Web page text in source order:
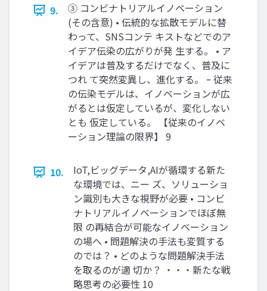
9.
③ コンビナトリアルイノベーション
(その含意) • 伝統的な拡散モデルに替
わって、SNSコンテ キストなどでのア
イデア伝染の広がりが発 生する。 • ア
イデアは普及するだけでなく、普及に
つれ て突然変異し、進化する。 ｰ 従来
の伝染モデルは、イノベーションが広
がるとは仮定しているが、変化しない
とも 仮定している。 【従来のイノベ
ーション理論の限界】 9
10.
IoT,ビッグデータ,AIが循環する新た
な環境では、ニー ズ、ソリューショ
ン識別も大きな視野が必要 • コンビ
ナトリアルイノベーションでほぼ無
限 の再結合が可能なイノベーション
の場へ • 問題解決の手法も変質する
のでは？ • どのような問題解決手法
を取るのが適 切か？ ・・・新たな戦
略思考の必要性 10